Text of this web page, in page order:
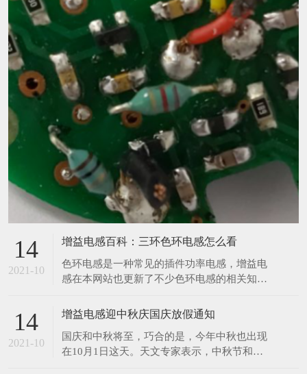
14
2021-10
增益电感百科：三环色环电感怎么看
​色环电感是一种常见的插件功率电感，增益电
感在本网站也更新了不少色环电感的相关知
感的相关知识。前两天，有位客户给小编发了
一张图，让小编给他读一下数值，小编在一开
始看到图片的时候没觉得有什么奇怪之处，但
是在帮客户读数值的时候才发现原来这个色环
14
2021-10
增益电感迎中秋庆国庆放假通知
​国庆和中秋将至，巧合的是，今年中秋也出现
在10月1日这天。天文专家表示，中秋节和国